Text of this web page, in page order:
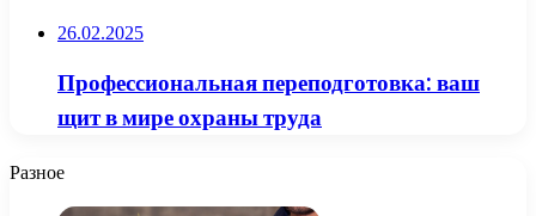
26.02.2025
Профессиональная переподготовка: ваш
щит в мире охраны труда
Разное